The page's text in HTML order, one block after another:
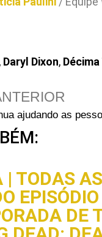
, Daryl Dixon,
| TODAS AS
DE